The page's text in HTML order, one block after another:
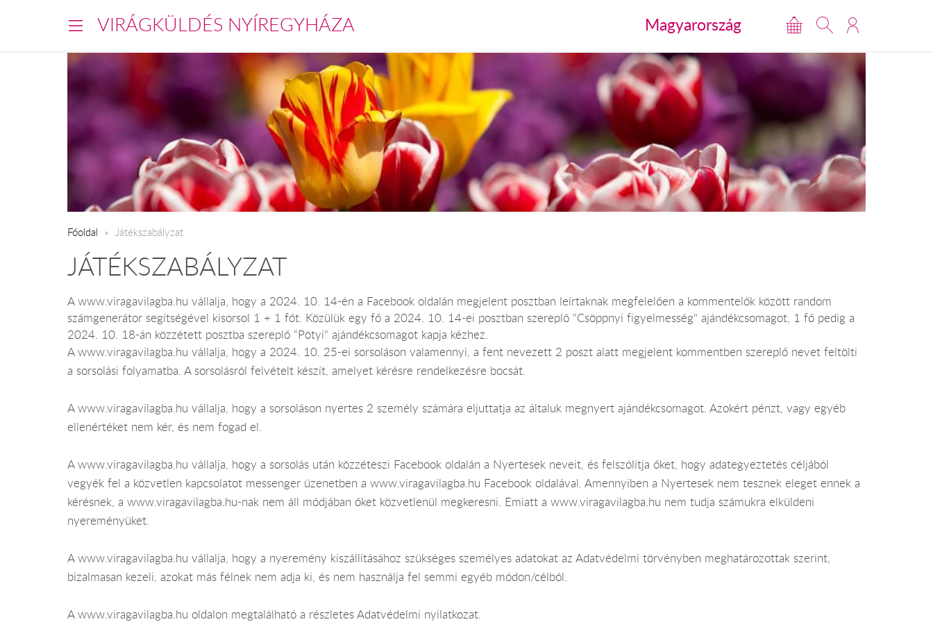
VIRÁGKÜLDÉS NYÍREGYHÁZA Magyarország
Főoldal Játékszabályzat
JÁTÉKSZABÁLYZAT
A www.viragavilagba.hu vállalja, hogy a 2024. 10. 14-én a Facebook oldalán megjelent posztban leírtaknak megfelelően a kommentelők között random
számgenerátor segítségével kisorsol 1 + 1 főt. Közülük egy fő a 2024. 10. 14-ei posztban szereplő “Csöppnyi figyelmesség" ajándékcsomagot, 1 fő pedig a
2024. 10. 18-án közzétett posztba szereplő “Pötyi" ajándékcsomagot kapja kézhez.
A www.viragavilagba.hu vállalja, hogy a 2024. 10. 25-ei sorsoláson valamennyi, a fent nevezett 2 poszt alatt megjelent kommentben szereplő nevet feltölti
a sorsolási folyamatba. A sorsolásról felvételt készít, amelyet kérésre rendelkezésre bocsát.
A www.viragavilagba.hu vállalja, hogy a sorsoláson nyertes 2 személy számára eljuttatja az általuk megnyert ajándékcsomagot. Azokért pénzt, vagy egyéb
ellenértéket nem kér, és nem fogad el.
A www.viragavilagba.hu vállalja, hogy a sorsolás után közzéteszi Facebook oldalán a Nyertesek neveit, és felszólítja őket, hogy adategyeztetés céljából
vegyék fel a közvetlen kapcsolatot messenger üzenetben a www.viragavilagba.hu Facebook oldalával. Amennyiben a Nyertesek nem tesznek eleget ennek a
kérésnek, a www.viragavilagba.hu-nak nem áll módjában őket közvetlenül megkeresni. Emiatt a www.viragavilagba.hu nem tudja számukra elküldeni
nyereményüket.
A www.viragavilagba.hu vállalja, hogy a nyeremény kiszállításához szükséges személyes adatokat az Adatvédelmi törvényben meghatározottak szerint,
bizalmasan kezeli, azokat más félnek nem adja ki, és nem használja fel semmi egyéb módon/célból.
A www.viragavilagba.hu oldalon megtalálható a részletes Adatvédelmi nyilatkozat.